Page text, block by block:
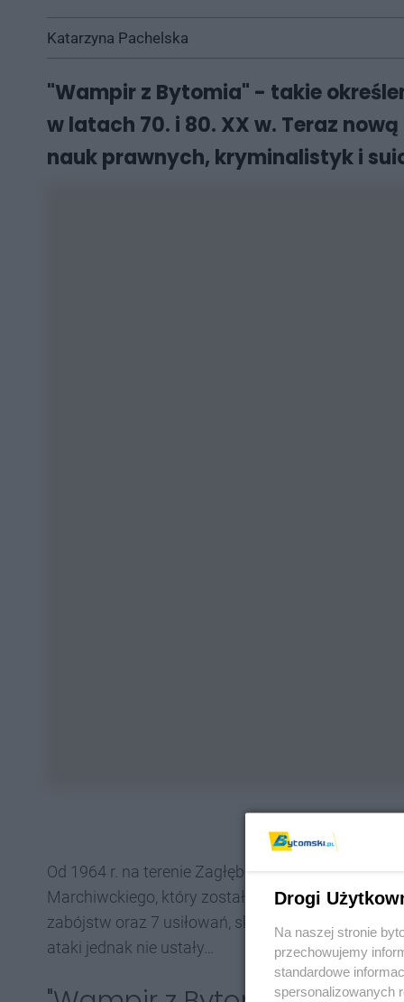
Katarzyna Pachelska
"Wampir z Bytomia" - takie
w latach 70. i 80. XX w. Teraz
nauk prawnych, kryminalistyk i
Od 1964 r. na terenie Zagłębia i Śląska ktoś
Marchiwckiego, który został uznany za „Wampira
zabójstw oraz 7 usiłowań, skazał mężczyznę na
ataki jednak nie ustały…
Drogi
Na naszej stronie
przechowujemy
standardowe
spersonalizowanych